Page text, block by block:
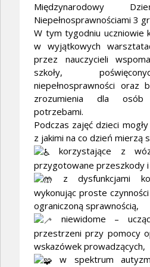
Międzynarodowy
Niepełnosprawnościami 3
W tym tygodniu uczniowie
w wyjątkowych
przez nauczycieli
szkoły,
niepełnosprawności oraz
zrozumienia dla
potrzebami.
Podczas zajęć dzieci
z jakimi na co dzień mierzą
korzystające z
przygotowane przeszkody i
z dysfunkcjami
wykonując proste
ograniczoną sprawnością,
niewidome –
przestrzeni przy pomocy
wskazówek prowadzących,
w spektrum